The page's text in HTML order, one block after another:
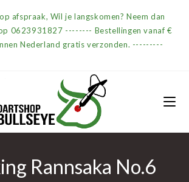
afspraak, Wil je langskomen? Neem dan
0623931827 -------- Bestellingen vanaf €
Nederland gratis verzonden. ---------
Rannsaka No.6